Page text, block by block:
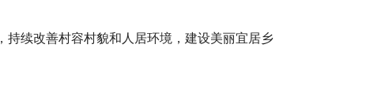
续改善村容村貌和人居环境，建设美丽宜居乡